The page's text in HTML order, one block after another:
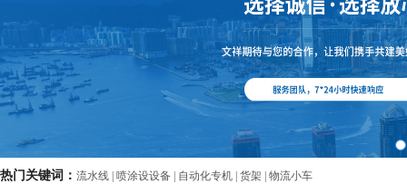
热门关键词： 流水线 | 喷涂设设备 | 自动化专机 | 货架 | 物流小车